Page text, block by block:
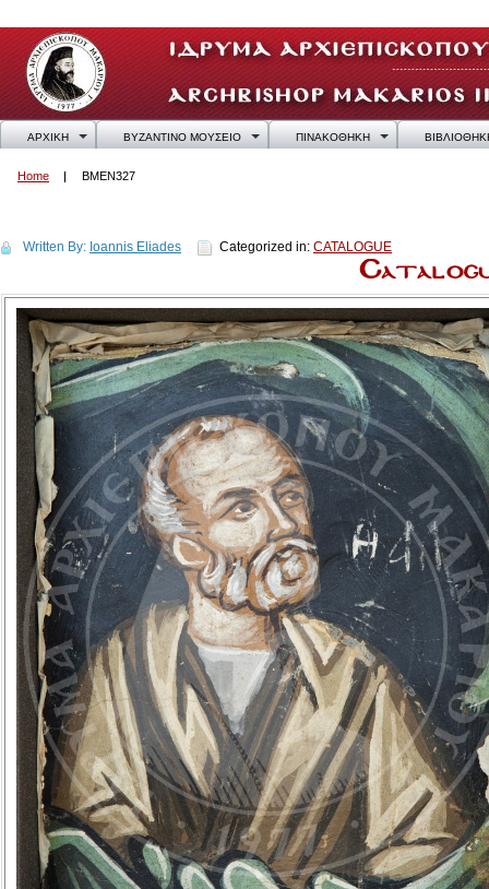
ΑΡΧΙΚΗ ΒΥΖΑΝΤΙΝΟ ΜΟΥΣΕΙΟ ΠΙΝΑΚΟΘΗΚΗ
Home BMEN327
Written By: Ioannis Eliades Categorized in: CATALOGUE